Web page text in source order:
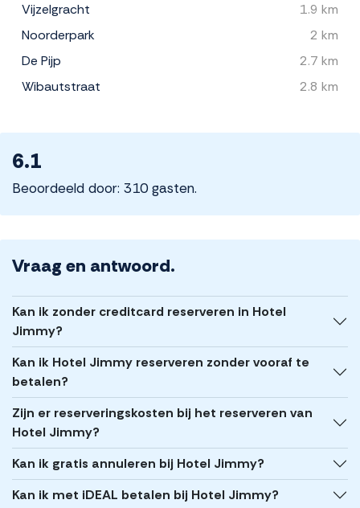
Vijzelgracht
1.9 km
Noorderpark
2 km
De Pijp
2.7 km
Wibautstraat
2.8 km
6.1
Beoordeeld door: 310 gasten.
Vraag en antwoord.
Kan ik zonder creditcard reserveren in Hotel
Jimmy?
Kan ik Hotel Jimmy reserveren zonder vooraf te
betalen?
Zijn er reserveringskosten bij het reserveren van
Hotel Jimmy?
Kan ik gratis annuleren bij Hotel Jimmy?
Kan ik met iDEAL betalen bij Hotel Jimmy?